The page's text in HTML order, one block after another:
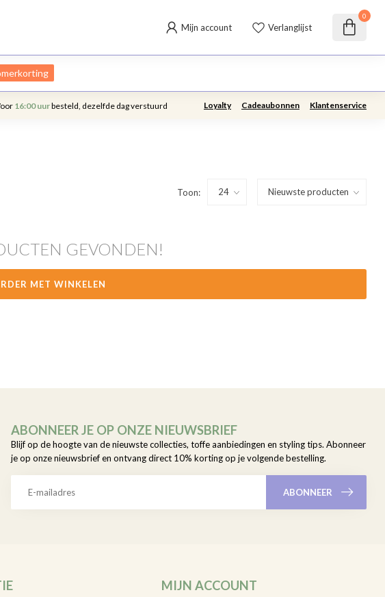
Mijn account Verlanglijst
0
16:00 uurbesteld, dezelfde dag verstuurd Loyalty Cadeaubonnen Klantenservice
Toon:
GEVONDEN!
MET WINKELEN
ABONNEER JE OP ONZE NIEUWSBRIEF
Blijf op de hoogte van de nieuwste collecties, toffe aanbiedingen en styling tips. Abonneer
je op onze nieuwsbrief en ontvang direct 10% korting op je volgende bestelling.
ABONNEER
MIJN ACCOUNT